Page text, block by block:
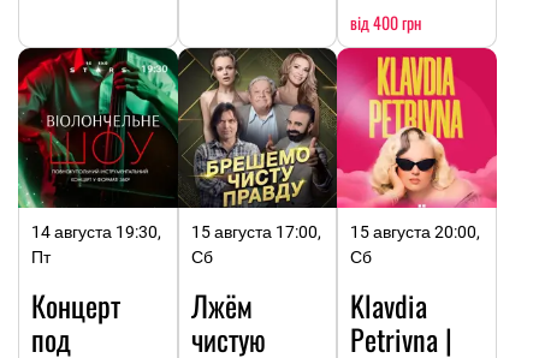
від 400 грн
14 августа 19:30,
Пт
Концерт
под
15 августа 17:00,
Сб
Лжём
чистую
15 августа 20:00,
Сб
Klavdia
Petrivna |